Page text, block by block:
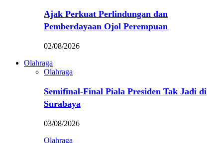
Ajak Perkuat Perlindungan dan
Pemberdayaan Ojol Perempuan
02/08/2026
Olahraga
Olahraga
Semifinal-Final Piala Presiden Tak Jadi di
Surabaya
03/08/2026
Olahraga